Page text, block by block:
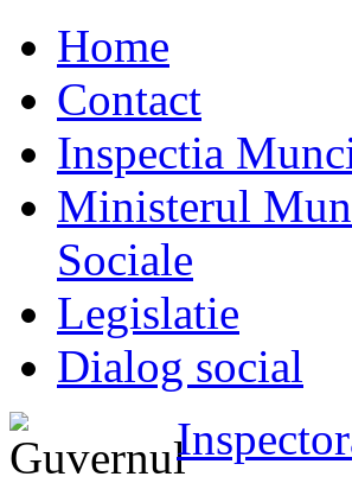
Home
Contact
Inspectia
Ministerul
Sociale
Legislatie
Dialog social